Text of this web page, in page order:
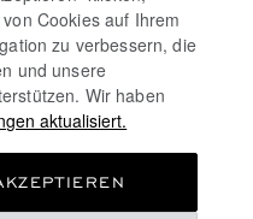
Cookies auf Ihrem
zu verbessern, die
und unsere
Wir haben
aktualisiert.